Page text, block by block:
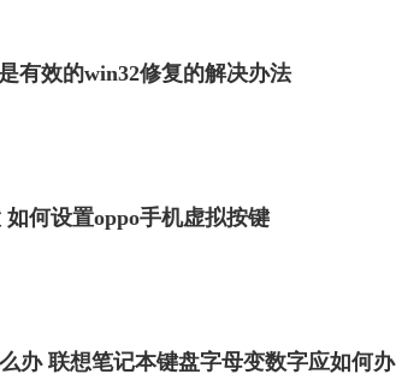
有效的win32修复的解决办法
何设置oppo手机虚拟按键
办 联想笔记本键盘字母变数字应如何办